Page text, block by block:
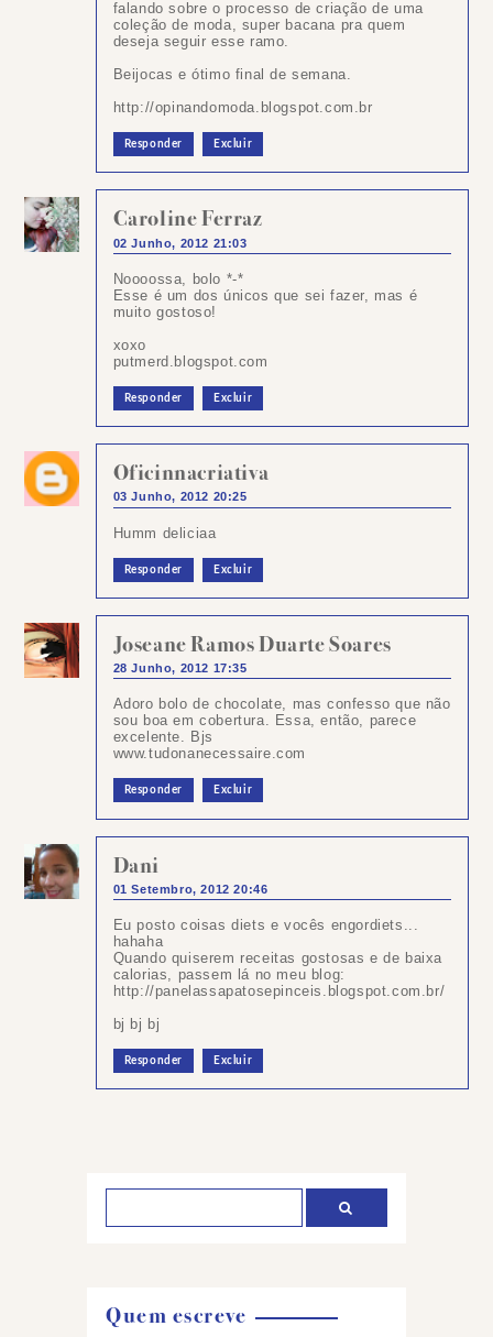
falando sobre o processo de criação de uma
coleção de moda, super bacana pra quem
deseja seguir esse ramo.
Beijocas e ótimo final de semana.
http://opinandomoda.blogspot.com.br
Responder Excluir
Caroline Ferraz
02 Junho, 2012 21:03
Noooossa, bolo *-*
Esse é um dos únicos que sei fazer, mas é
muito gostoso!
xoxo
putmerd.blogspot.com
Responder Excluir
Oficinnacriativa
03 Junho, 2012 20:25
Humm deliciaa
Responder Excluir
Joseane Ramos Duarte Soares
28 Junho, 2012 17:35
Adoro bolo de chocolate, mas confesso que não
sou boa em cobertura. Essa, então, parece
excelente. Bjs
www.tudonanecessaire.com
Responder Excluir
Dani
01 Setembro, 2012 20:46
Eu posto coisas diets e vocês engordiets...
hahaha
Quando quiserem receitas gostosas e de baixa
calorias, passem lá no meu blog:
http://panelassapatosepinceis.blogspot.com.br/
bj bj bj
Responder Excluir
Quem escreve